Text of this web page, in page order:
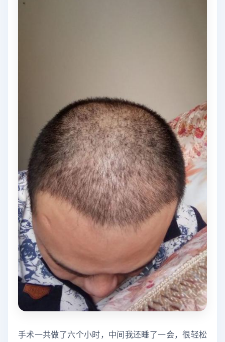
手术一共做了六个小时，中间我还睡了一会，很轻松